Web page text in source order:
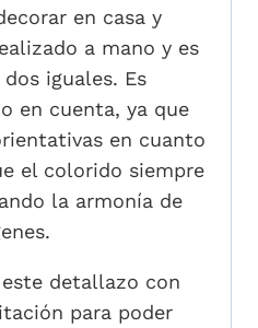
en casa y
a mano y es
iguales. Es
en cuenta, ya que
en cuanto
el colorido siempre
la armonía de
este detallazo con
para poder